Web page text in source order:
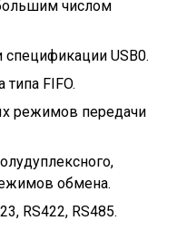
числом
USB0.
FIFO.
режимов передачи
обмена.
RS422, RS485.